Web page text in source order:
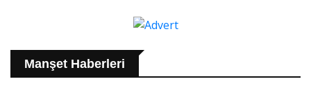
Manşet Haberleri